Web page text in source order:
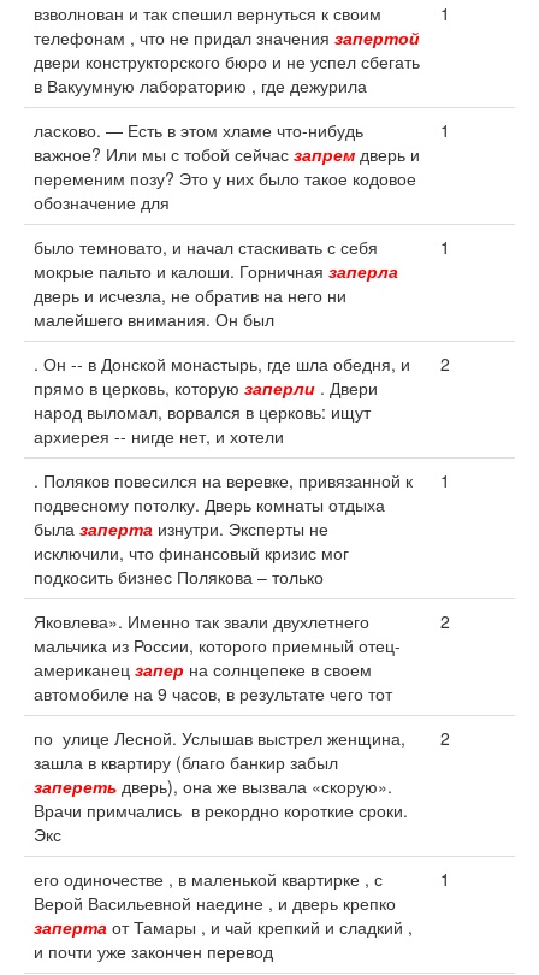
взволнован и так спешил вернуться к своим
телефонам , что не придал значения запертой
двери конструкторского бюро и не успел сбегать
в Вакуумную лабораторию , где дежурила
1
ласково. — Есть в этом хламе что-нибудь
важное? Или мы с тобой сейчас запрем дверь и
переменим позу? Это у них было такое кодовое
обозначение для
1
было темновато, и начал стаскивать с себя
мокрые пальто и калоши. Горничная заперла
дверь и исчезла, не обратив на него ни
малейшего внимания. Он был
1
. Он -- в Донской монастырь, где шла обедня, и
прямо в церковь, которую заперли . Двери
народ выломал, ворвался в церковь: ищут
архиерея -- нигде нет, и хотели
2
. Поляков повесился на веревке, привязанной к
подвесному потолку. Дверь комнаты отдыха
была заперта изнутри. Эксперты не
исключили, что финансовый кризис мог
подкосить бизнес Полякова – только
1
Яковлева». Именно так звали двухлетнего
мальчика из России, которого приемный отец-
американец запер на солнцепеке в своем
автомобиле на 9 часов, в результате чего тот
2
по улице Лесной. Услышав выстрел женщина,
зашла в квартиру (благо банкир забыл
запереть дверь), она же вызвала «скорую».
Врачи примчались в рекордно короткие сроки.
Экс
2
его одиночестве , в маленькой квартирке , с
Верой Васильевной наедине , и дверь крепко
заперта от Тамары , и чай крепкий и сладкий ,
и почти уже закончен перевод
1